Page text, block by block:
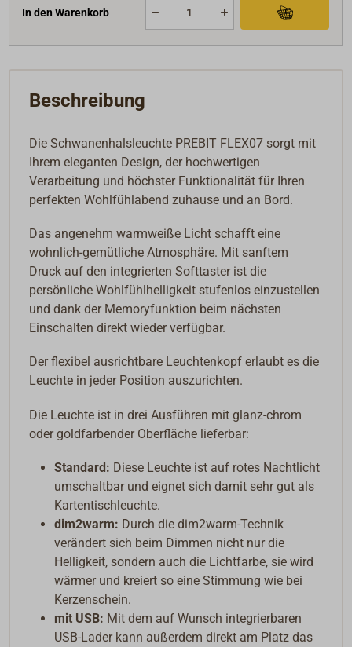
In den Warenkorb
Beschreibung
Die Schwanenhalsleuchte PREBIT FLEX07 sorgt mit
Ihrem eleganten Design, der hochwertigen
Verarbeitung und höchster Funktionalität für Ihren
perfekten Wohlfühlabend zuhause und an Bord.
Das angenehm warmweiße Licht schafft eine
wohnlich-gemütliche Atmosphäre. Mit sanftem
Druck auf den integrierten Softtaster ist die
persönliche Wohlfühlhelligkeit stufenlos einzustellen
und dank der Memoryfunktion beim nächsten
Einschalten direkt wieder verfügbar.
Der flexibel ausrichtbare Leuchtenkopf erlaubt es die
Leuchte in jeder Position auszurichten.
Die Leuchte ist in drei Ausführen mit glanz-chrom
oder goldfarbender Oberfläche lieferbar:
Standard: Diese Leuchte ist auf rotes Nachtlicht
umschaltbar und eignet sich damit sehr gut als
Kartentischleuchte.
dim2warm: Durch die dim2warm-Technik
verändert sich beim Dimmen nicht nur die
Helligkeit, sondern auch die Lichtfarbe, sie wird
wärmer und kreiert so eine Stimmung wie bei
Kerzenschein.
mit USB: Mit dem auf Wunsch integrierbaren
USB-Lader kann außerdem direkt am Platz das